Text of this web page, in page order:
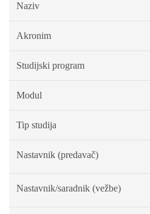
Naziv
Akronim
Studijski program
Modul
Tip studija
Nastavnik (predavač)
Nastavnik/saradnik (vežbe)